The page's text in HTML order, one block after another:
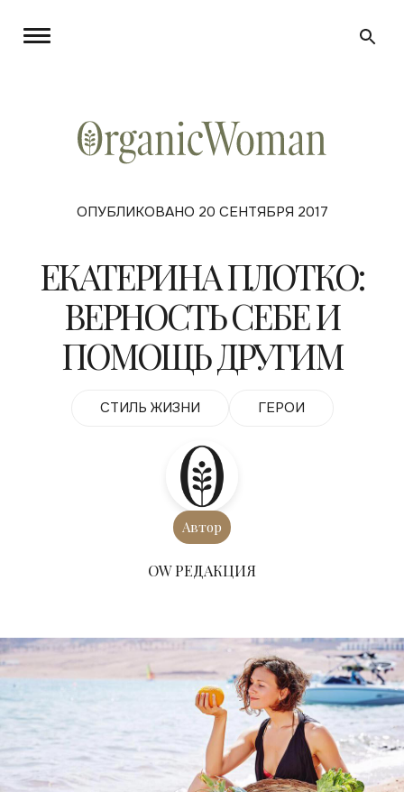
ОПУБЛИКОВАНО 20 СЕНТЯБРЯ 2017
ЕКАТЕРИНА ПЛОТКО:
ВЕРНОСТЬ СЕБЕ И
ПОМОЩЬ ДРУГИМ
СТИЛЬ ЖИЗНИ ГЕРОИ
Автор
ОW РЕДАКЦИЯ